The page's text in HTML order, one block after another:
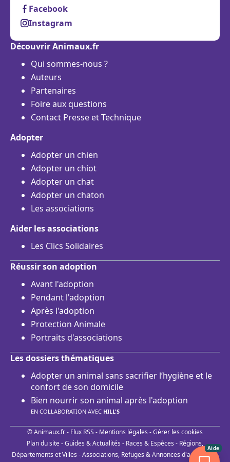
Facebook
Instagram
Découvrir Animaux.fr
Qui sommes-nous ?
Auteurs
Partenaires
Foire aux questions
Contact Presse et Technique
Adopter
Adopter un chien
Adopter un chiot
Adopter un chat
Adopter un chaton
Les associations
Aider les associations
Les Clics Solidaires
Réussir son adoption
Avant l'adoption
Pendant l'adoption
Après l'adoption
Protection Animale
Portraits d'associations
Les dossiers thématiques
Adopter un animal sans sacrifier l’hygiène et le
confort de son domicile
Bien nourrir son animal après l'adoption
EN COLLABORATION AVEC HILL'S
© Animaux.fr - Flux RSS - Mentions légales -Gérer les cookies
Plan du site-Guides & Actualités - Races & Espèces - Régions,
Départements et Villes -Associations, Refuges & Annonces d'adoptions-
Aide